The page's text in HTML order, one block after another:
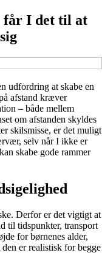
får I det til at
udfordring at skabe en
afstand kræver
– både mellem
om afstanden skyldes
skilsmisse, er det muligt
selv når I ikke er
skabe gode rammer
Derfor er det vigtigt at
til tidspunkter, transport
for børnenes alder,
er realistisk for begge